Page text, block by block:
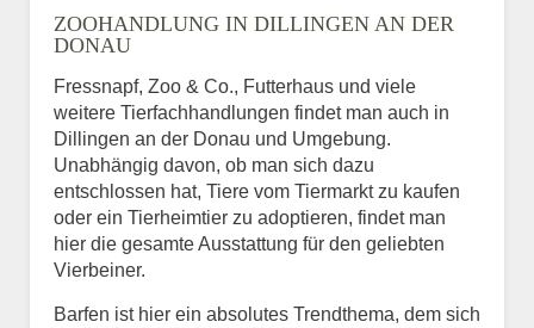
ZOOHANDLUNG IN DILLINGEN AN DER
DONAU
Fressnapf, Zoo & Co., Futterhaus und viele
weitere Tierfachhandlungen findet man auch in
Dillingen an der Donau und Umgebung.
Unabhängig davon, ob man sich dazu
entschlossen hat, Tiere vom Tiermarkt zu kaufen
oder ein Tierheimtier zu adoptieren, findet man
hier die gesamte Ausstattung für den geliebten
Vierbeiner.
Barfen ist hier ein absolutes Trendthema, dem sich